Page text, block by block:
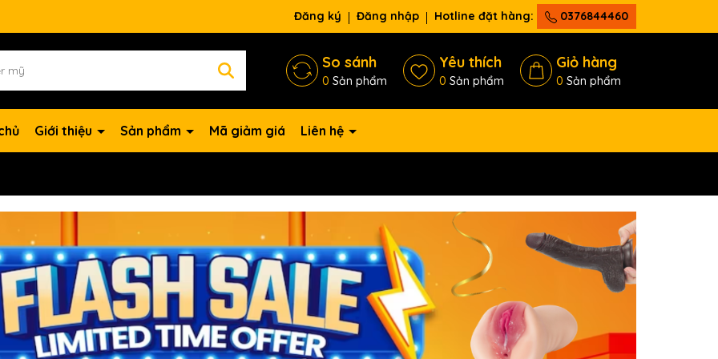
chờ đợi bạn Đăng ký Đăng nhập Hotline đặt hàng: 0376844460
So sánh
0 Sản phẩm
Yêu thích
0 Sản phẩm
Giỏ hàng
0 Sản phẩm
Giới thiệu Sản phẩm Mã giảm giá Liên hệ